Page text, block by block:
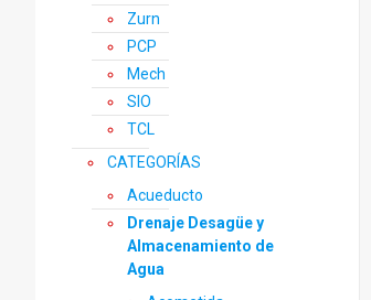
Zurn
PCP
Mech
SIO
TCL
CATEGORÍAS
Acueducto
Drenaje Desagüe y
Almacenamiento de
Agua